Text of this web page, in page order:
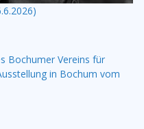
Bochumer Vereins für
in Bochum vom